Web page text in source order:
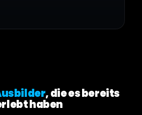
, die es bereits
haben